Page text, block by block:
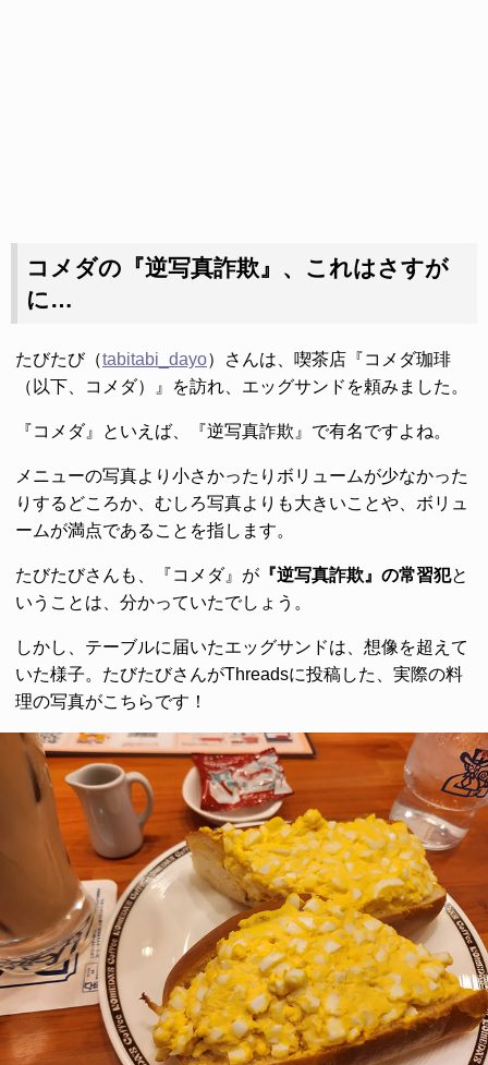
コメダの『逆写真詐欺』、これはさすが
に…
たびたび（tabitabi_dayo）さんは、喫茶店『コメダ珈琲
（以下、コメダ）』を訪れ、エッグサンドを頼みました。
『コメダ』といえば、『逆写真詐欺』で有名ですよね。
メニューの写真より小さかったりボリュームが少なかった
りするどころか、むしろ写真よりも大きいことや、ボリュ
ームが満点であることを指します。
たびたびさんも、『コメダ』が 『逆写真詐欺』の常習犯と
いうことは、分かっていたでしょう。
しかし、テーブルに届いたエッグサンドは、想像を超えて
いた様子。たびたびさんがThreadsに投稿した、実際の料
理の写真がこちらです！